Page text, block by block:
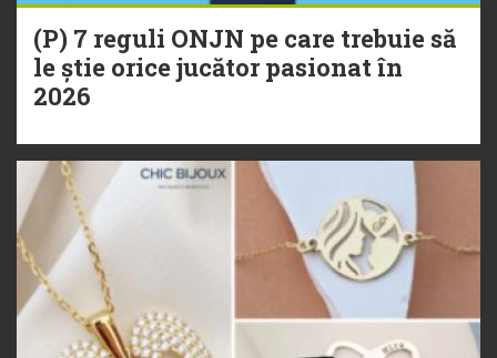
(P) 7 reguli ONJN pe care trebuie să
le știe orice jucător pasionat în
2026